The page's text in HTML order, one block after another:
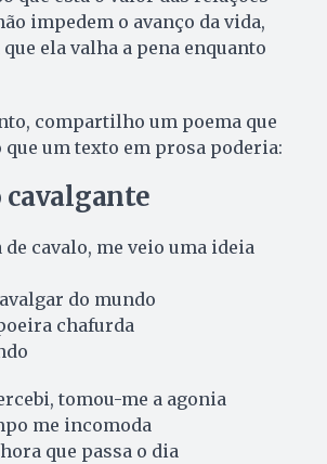
impedem o avanço da vida,
ela valha a pena enquanto
compartilho um poema que
um texto em prosa poderia:
cavalo, me veio uma ideia
do mundo
chafurda
tomou-me a agonia
me incomoda
que passa o dia